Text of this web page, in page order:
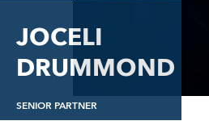
JOCELI
DRUMMOND
SENIOR PARTNER